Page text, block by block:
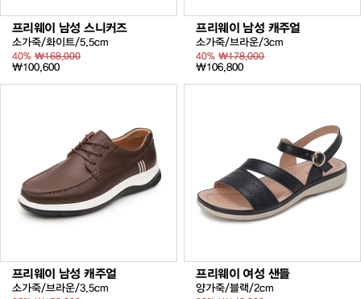
프리웨이 남성 스니커즈
소가죽/화이트/5.5cm
40% ₩168,000
₩100,600
프리웨이 남성 캐주얼
소가죽/브라운/3cm
40%₩178,000
₩106,800
프리웨이 남성 캐주얼
소가죽/브라운/3.5cm
프리웨이 여성 샌들
양가죽/블랙/2cm